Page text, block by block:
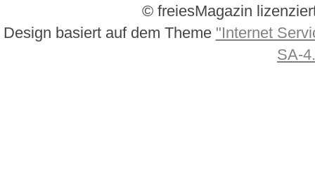
© freiesMagazin
Design basiert auf dem Theme "Internet
SA-